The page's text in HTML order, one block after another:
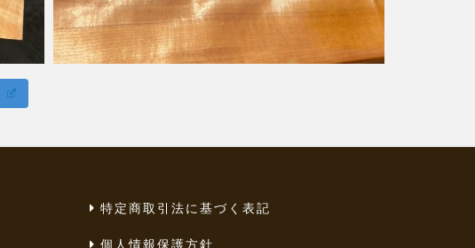
特定商取引法に基づく表記
個人情報保護方針